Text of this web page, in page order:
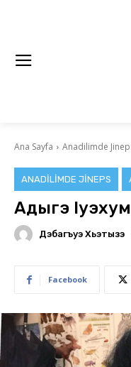
Ana Sayfa Anadilimde
ANADILIMDE JINEPS
Адыгэ
Дэбагъуэ Хьэтызэ
Facebook